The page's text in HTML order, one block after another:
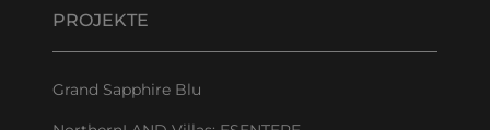
PROJEKTE
Grand Sapphire Blu